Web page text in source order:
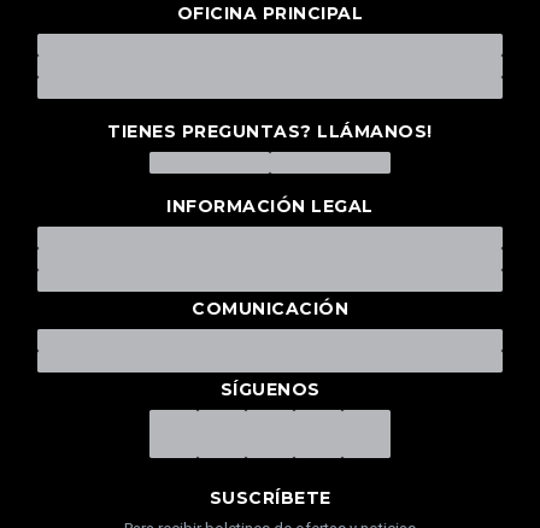
OFICINA PRINCIPAL
TIENES PREGUNTAS? LLÁMANOS!
INFORMACIÓN LEGAL
COMUNICACIÓN
SÍGUENOS
SUSCRÍBETE